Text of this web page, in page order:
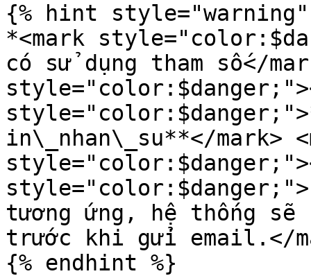
{% hint style="warning"
*<mark
có sử dụng tham số</
in\_nhan\_su**</mark>
tương ứng, hệ thống
trước khi gửi email.</
{% endhint %}